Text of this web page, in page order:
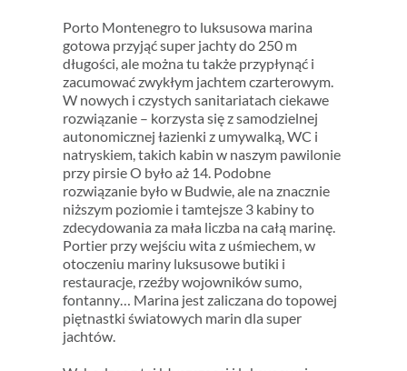
Porto Montenegro to luksusowa marina
gotowa przyjąć super jachty do 250 m
długości, ale można tu także przypłynąć i
zacumować zwykłym jachtem czarterowym.
W nowych i czystych sanitariatach ciekawe
rozwiązanie – korzysta się z samodzielnej
autonomicznej łazienki z umywalką, WC i
natryskiem, takich kabin w naszym pawilonie
przy pirsie O było aż 14. Podobne
rozwiązanie było w Budwie, ale na znacznie
niższym poziomie i tamtejsze 3 kabiny to
zdecydowania za mała liczba na całą marinę.
Portier przy wejściu wita z uśmiechem, w
otoczeniu mariny luksusowe butiki i
restauracje, rzeźby wojowników sumo,
fontanny… Marina jest zaliczana do topowej
piętnastki światowych marin dla super
jachtów.